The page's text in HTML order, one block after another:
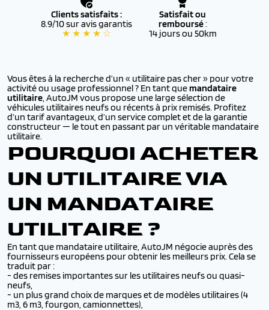
Clients satisfaits :
8.9/10 sur avis garantis
★ ★ ★ ★ ☆
Satisfait ou
remboursé:
14 jours ou 50km
Vous êtes à la recherche d’un « utilitaire pas cher » pour votre
activité ou usage professionnel ? En tant quemandataire
utilitaire, AutoJM vous propose une large sélection de
véhicules utilitaires neufs ou récents à prix remisés. Profitez
d’un tarif avantageux, d’un service complet et de la garantie
constructeur — le tout en passant par un véritable mandataire
utilitaire.
POURQUOI ACHETER
UN UTILITAIRE VIA
UN MANDATAIRE
UTILITAIRE ?
En tant que mandataire utilitaire, AutoJM négocie auprès des
fournisseurs européens pour obtenir les meilleurs prix. Cela se
traduit par :
- des remises importantes sur les utilitaires neufs ou quasi-
neufs,
- un plus grand choix de marques et de modèles utilitaires (4
m3, 6 m3, fourgon, camionnettes),